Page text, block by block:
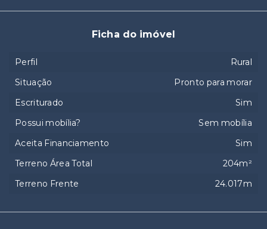
Ficha do imóvel
Perfil
Rural
Situação
Pronto para morar
Escriturado
Sim
Possui mobília?
Sem mobília
Aceita Financiamento
Sim
Terreno Área Total
204m²
Terreno Frente
24.017m